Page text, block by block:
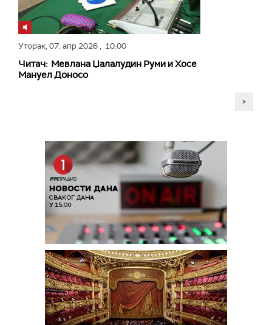
Уторак,07. апр 2026, 10:00
Читач: Мевлана Џалалудин Руми и Хосе
Мануел Доносо
>